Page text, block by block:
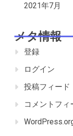
2021年7月
メタ情報
登録
ログイン
投稿フィード
コメントフィ